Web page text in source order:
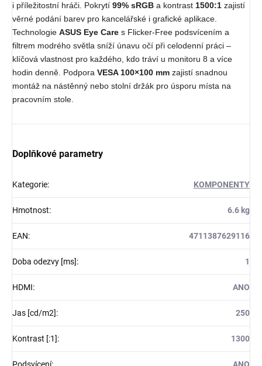
i příležitostní hráči. Pokrytí 99% sRGB a kontrast 1500:1 zajistí
věrné podání barev pro kancelářské i grafické aplikace.
Technologie ASUS Eye Care s Flicker-Free podsvícením a
filtrem modrého světla sníží únavu očí při celodenní práci –
klíčová vlastnost pro každého, kdo tráví u monitoru 8 a více
hodin denně. Podpora VESA 100×100 mm zajistí snadnou
montáž na nástěnný nebo stolní držák pro úsporu místa na
pracovním stole.
Doplňkové parametry
Kategorie: KOMPONENTY
Hmotnost: 6.6 kg
EAN: 4711387629116
Doba odezvy [ms]: 1
HDMI: ANO
Jas [cd/m2]: 250
Kontrast [:1]: 1300